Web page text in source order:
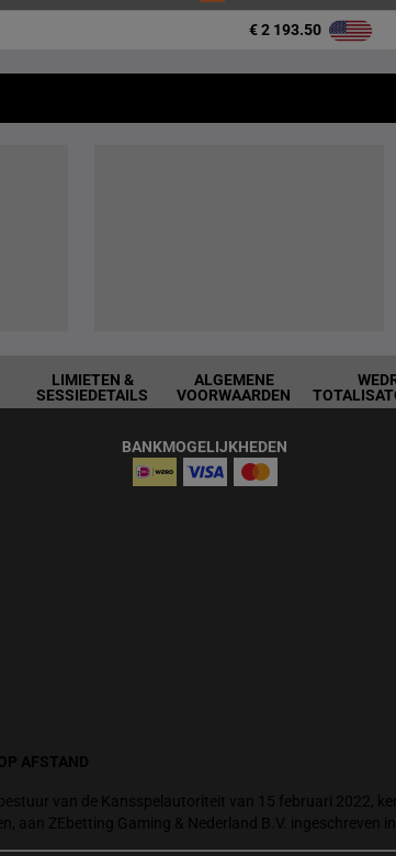
€ 2 193.50
LIMIETEN &
SESSIEDETAILS
ALGEMENE
VOORWAARDEN
BANKMOGELIJKHEDEN
AFSTAND
van de Kansspelautoriteit van 15 februari 2022,
aan ZEbetting Gaming & Nederland B.V.